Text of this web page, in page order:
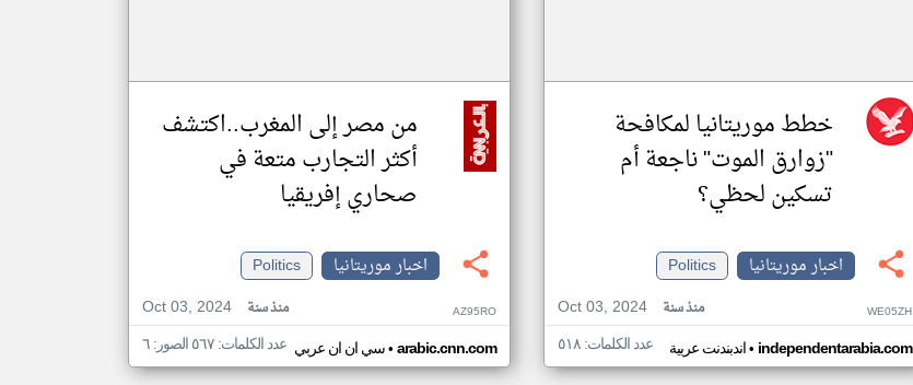
خطط موريتانيا لمكافحة
"زوارق الموت" ناجعة أم
تسكين لحظي؟
اخبار موريتانيا
Politics
Oct 03, 2024
منذ سنة WE05ZH
اندبندنت عربية• independentarabia.com عدد الكلمات: ٥١٨
من مصر إلى المغرب..اكتشف
أكثر التجارب متعة في
صحاري إفريقيا
اخبار موريتانيا
Politics
Oct 03, 2024
منذ سنة AZ95RO
سي ان ان عربي• arabic.cnn.com عدد الكلمات: ٥٦٧ الصور: ٦